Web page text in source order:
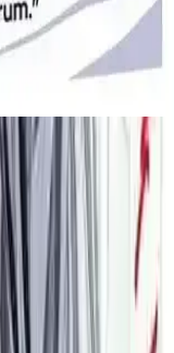
Kar Küresi ve
okuyucu
hem de kişisel
hayatına uyum
en büyük hedefidir.
iniş çıkışlar,